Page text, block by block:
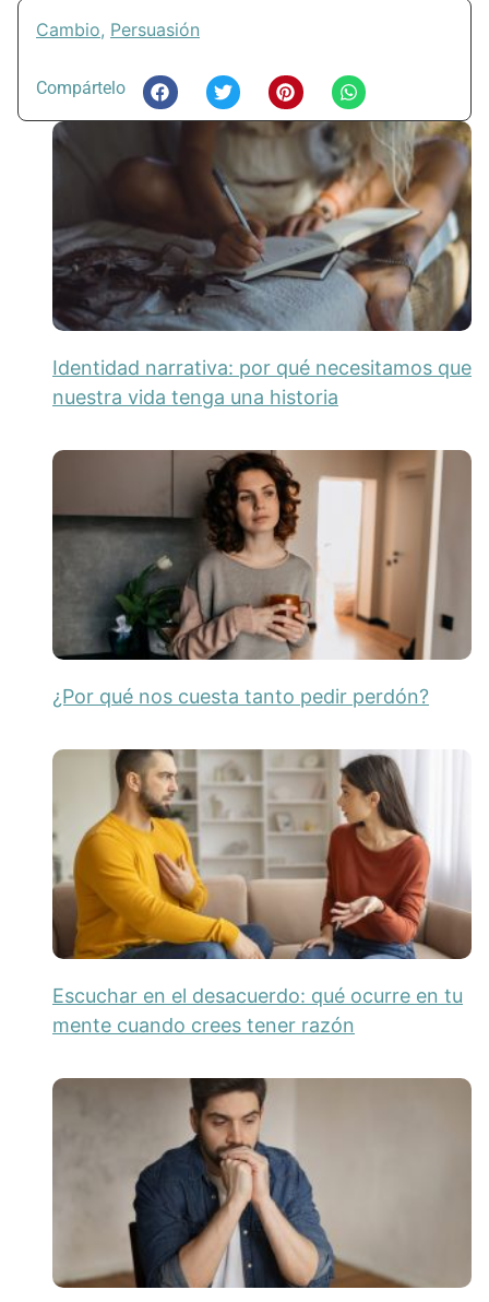
Cambio, Persuasión
Compártelo
Identidad narrativa: por qué necesitamos que
nuestra vida tenga una historia
¿Por qué nos cuesta tanto pedir perdón?
Escuchar en el desacuerdo: qué ocurre en tu
mente cuando crees tener razón